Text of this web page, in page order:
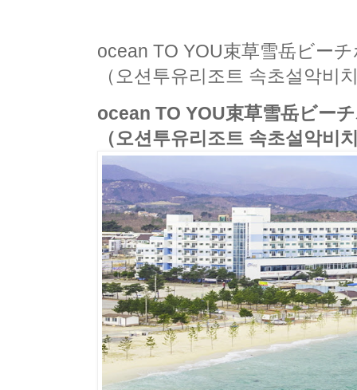
ocean TO YOU束草雪岳ビー
（오션투유리조트 속초설악비
ocean TO YOU束草雪岳ビー
（오션투유리조트 속초설악비